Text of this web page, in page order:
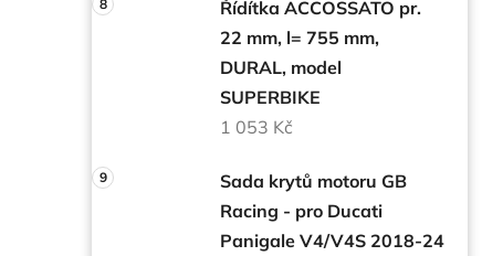
Řídítka ACCOSSATO pr.
22 mm, l= 755 mm,
DURAL, model
SUPERBIKE
1 053 Kč
Sada krytů motoru GB
Racing - pro Ducati
Panigale V4/V4S 2018-24